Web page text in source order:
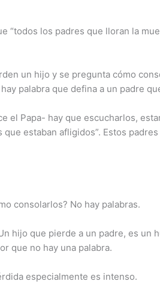
“todos los padres que lloran la
un hijo y se pregunta cómo
palabra que defina a un padre
el Papa- hay que escucharlos,
estaban afligidos”. Estos
consolarlos? No hay palabras.
hijo que pierde a un padre, es un
que no hay una palabra.
especialmente es intenso.